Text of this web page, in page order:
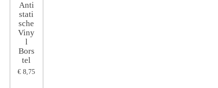
Anti
stati
sche
Viny
l
Bors
tel
€ 8,75